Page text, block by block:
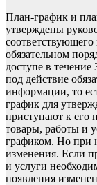
План-график и
утверждены
обязательном
доступе в
под действие
информации, то
график для
приступают к его
товары, работы и
графиком. Но при
изменения. Если
и услуги
появления